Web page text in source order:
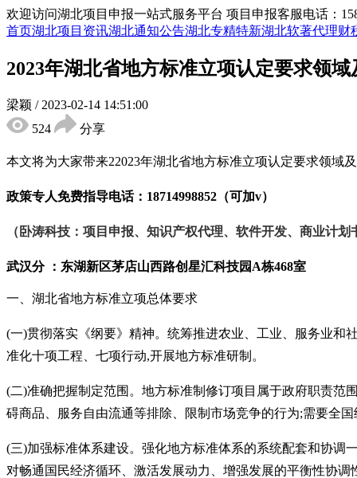
欢迎访问湖北项目申报一站式服务平台 项目申报客服电话：
首页湖北项目资讯湖北通知公告湖北专精特新湖北软著代理财
2023年湖北省地方标准立项认定要求领
梁颖 / 2023-02-14 14:51:00
524
分享
本文将为大家带来22023年湖北省地方标准立项认定要求领域
政策专人免费指导电话： 18714998852（可加v）
（卧涛科技：项目申报、知识产权代理、软件开发、商业计
武汉分 ：东湖新区茅店山西路创星汇科技园 A栋468室
一、湖北省地方标准立项总体要求
(一)贯彻落实《纲要》精神。统筹推进农业、工业、服务业和
准化十项工程、七项行动,开展地方标准研制。
(二)准确把握制定范围。地方标准制修订项目属于政府职责范
碍商品、服务自由流通等排除、限制市场竞争的行为;需要全
(三)加强标准体系建设。强化地方标准体系的系统配套和协调
对畅通国民经济循环、激活发展动力、增强发展的平衡性协